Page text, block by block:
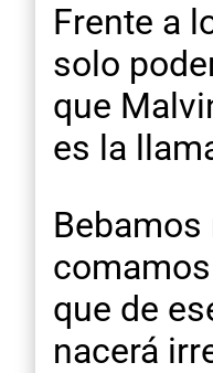
Frente a
solo
que
es la
que de
nacerá